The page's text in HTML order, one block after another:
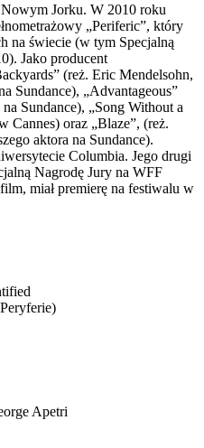
Jorku. W 2010 roku
„Periferic”, który
na świecie (w tym Specjalną
Jako producent
(reż. Eric Mendelsohn,
Sundance), „Advantageous”
Sundance), „Song Without a
Cannes) oraz „Blaze”, (reż.
aktora na Sundance).
Columbia. Jego drugi
Nagrodę Jury na WFF
miał premierę na festiwalu w
Apetri